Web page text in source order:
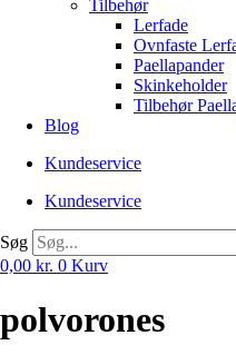
Tilbehør
Lerfade
Ovnfaste
Paellapander
Skinkeholder
Tilbehør
Blog
Kundeservice
Kundeservice
Søg
0,00 kr. 0 Kurv
polvorones